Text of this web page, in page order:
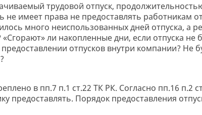
трудовой отпуск,
имеет права не предоставлять работникам
много неиспользованных дней отпуска, а
ли накопленные дни, если отпуска не
отпусков внутри компании? Не
в пп.7 п.1 ст.22 ТК РК. Согласно пп.16 п.2
предоставлять. Порядок предоставления